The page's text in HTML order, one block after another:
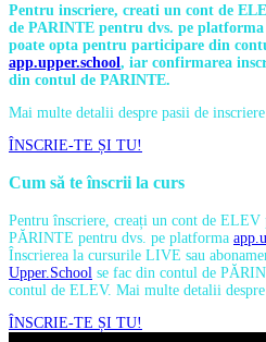
Pentru inscriere, creati un cont de
de PARINTE pentru dvs. pe platforma
poate opta pentru participare din
app.upper.school , iar confirmarea
din contul de PARINTE.
Mai multe detalii despre pasii de
ÎNSCRIE-TE ȘI TU!
Cum să te înscrii la curs
Pentru înscriere, creați un cont de
PĂRINTE pentru dvs. pe platforma
Înscrierea la cursurile LIVE sau
Upper.School se fac din contul de
contul de ELEV. Mai multe detalii
ÎNSCRIE-TE ȘI TU!